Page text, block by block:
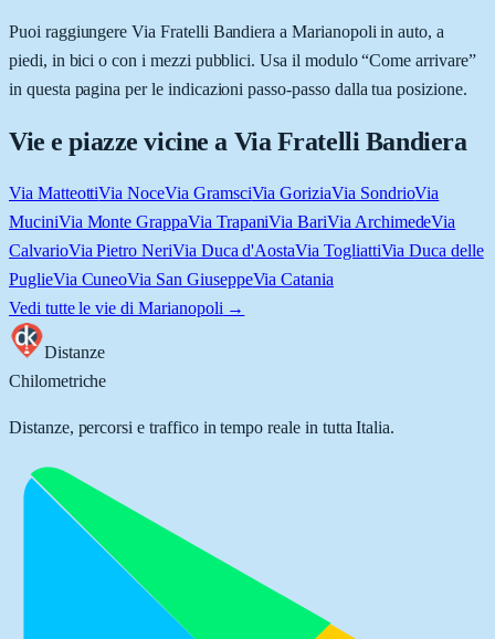
Puoi raggiungere Via Fratelli Bandiera a Marianopoli in auto, a
piedi, in bici o con i mezzi pubblici. Usa il modulo “Come arrivare”
in questa pagina per le indicazioni passo-passo dalla tua posizione.
Vie e piazze vicine a Via Fratelli Bandiera
Via MatteottiVia NoceVia GramsciVia GoriziaVia SondrioVia
MuciniVia Monte GrappaVia TrapaniVia BariVia ArchimedeVia
CalvarioVia Pietro NeriVia Duca d'AostaVia TogliattiVia Duca delle
PuglieVia CuneoVia San GiuseppeVia Catania
Vedi tutte le vie di Marianopoli →
Distanze
Chilometriche
Distanze, percorsi e traffico in tempo reale in tutta Italia.